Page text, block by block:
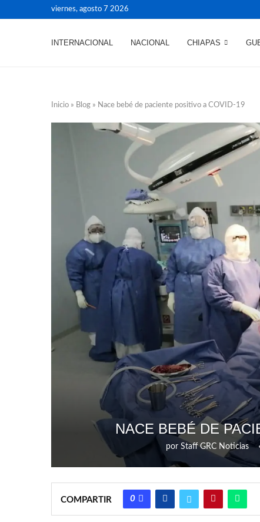
viernes, agosto 7 2026
INTERNACIONAL NACIONAL CHIAPAS
Inicio » Blog » Nace bebé de paciente positivo a COVID-19
NACE BEBÉ DE
por Staff GRC Noticias
COMPARTIR 0